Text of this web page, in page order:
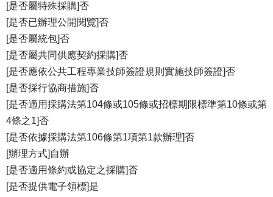
[是否屬特殊採購]否
[是否已辦理公開閱覽]否
[是否屬統包]否
[是否屬共同供應契約採購]否
[是否應依公共工程專業技師簽證規則實施技師簽證]否
[是否採行協商措施]否
[是否適用採購法第104條或105條或招標期限標準第10條或第
4條之1]否
[是否依據採購法第106條第1項第1款辦理]否
[辦理方式]自辦
[是否適用條約或協定之採購]否
[是否提供電子領標]是